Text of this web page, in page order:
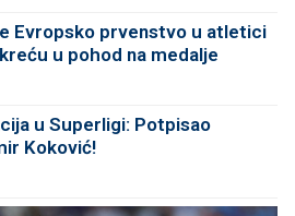
Evropsko prvenstvo u atletici
u pohod na medalje
u Superligi: Potpisao
Koković!